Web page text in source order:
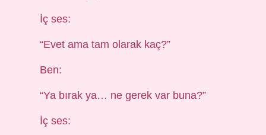
İç ses:
“Evet ama tam olarak kaç?”
Ben:
“Ya bırak ya… ne gerek var buna?”
İç ses: